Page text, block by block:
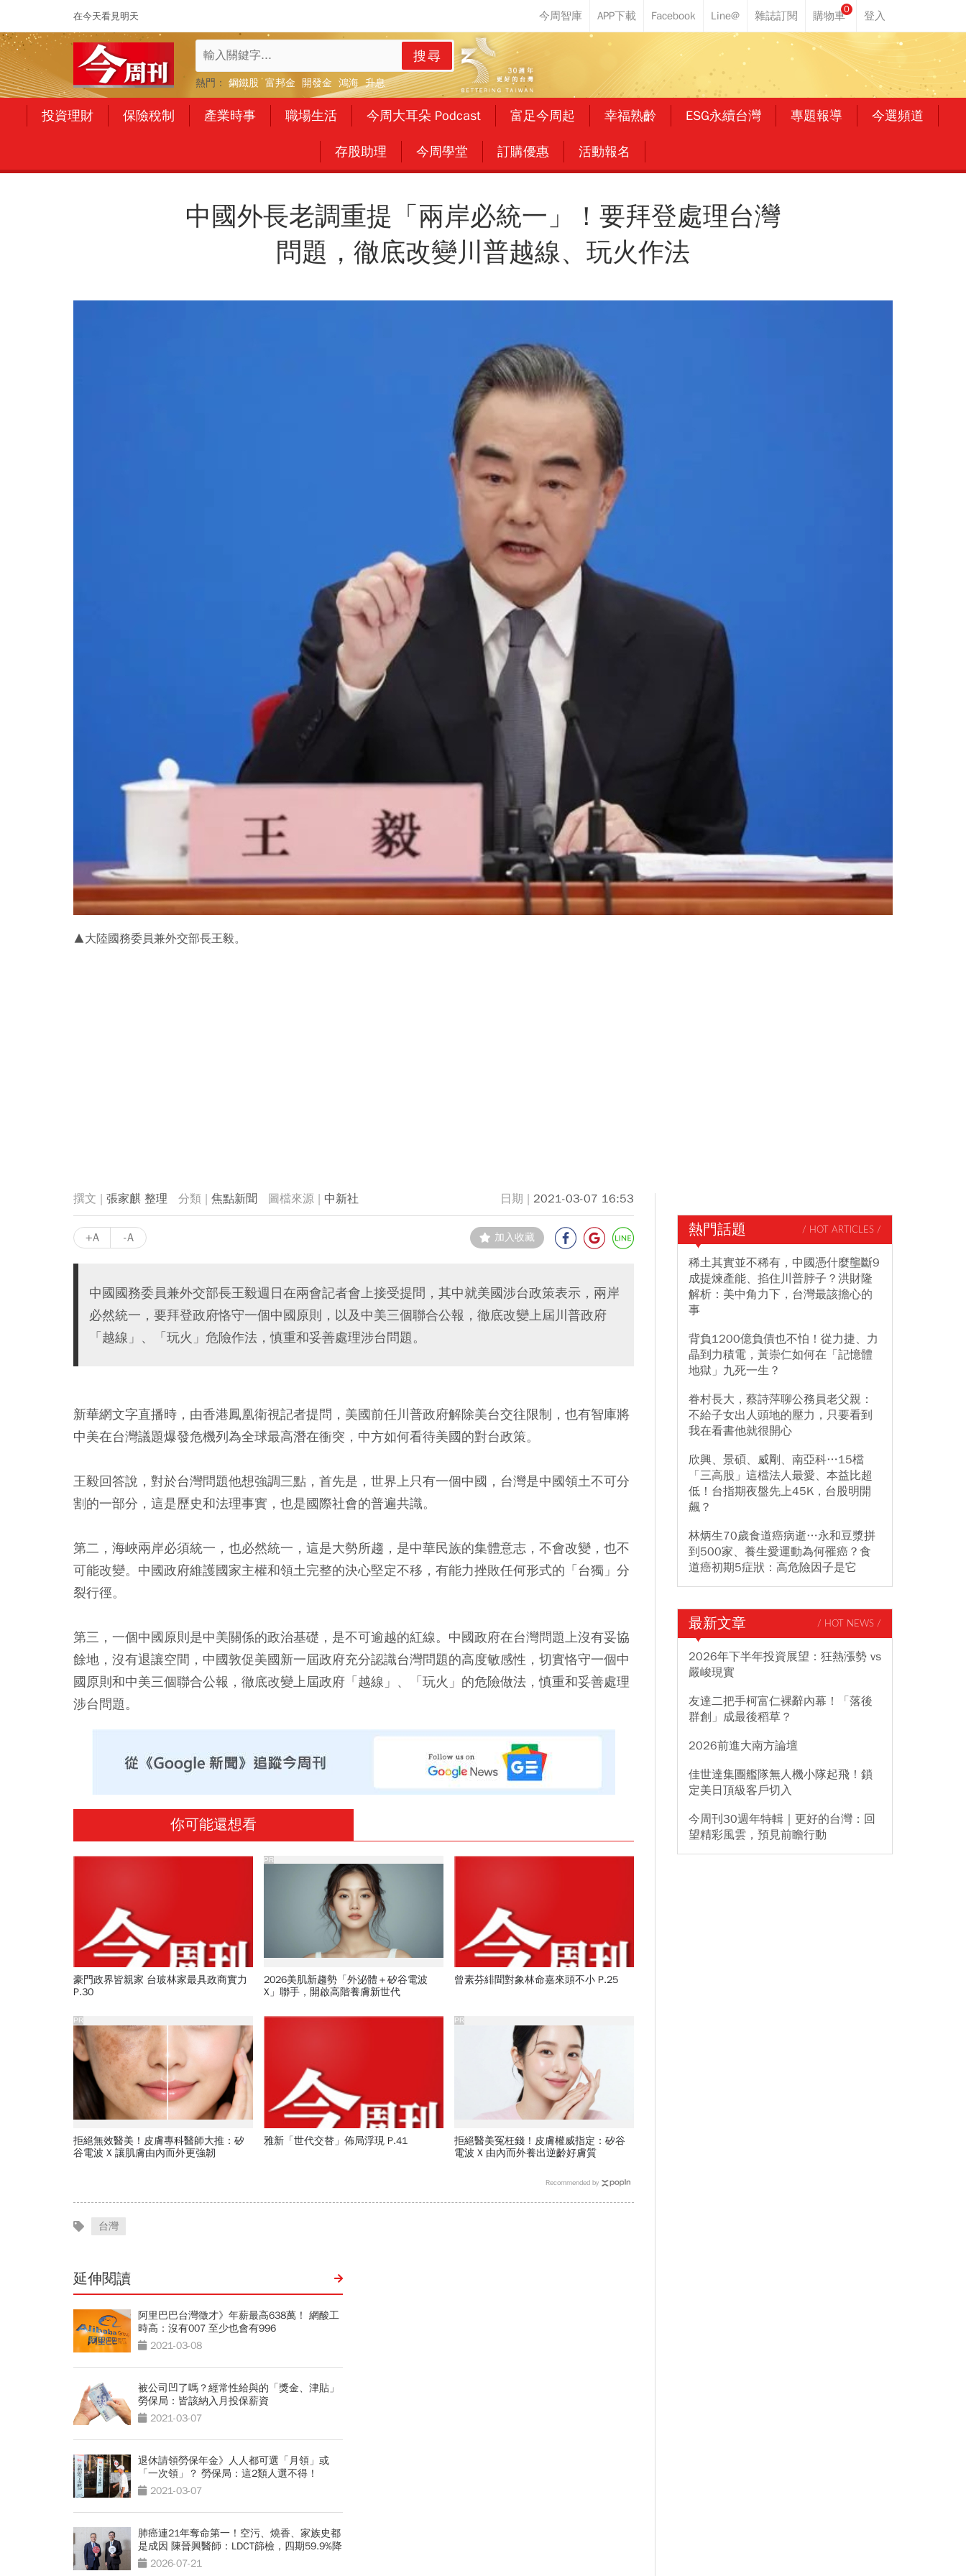
在今天看見明天
0
搜尋
熱門： 鋼鐵股 富邦金 開發金 鴻海 升息
投資理財 保險稅制 產業時事 職場生活 今周大耳朵 Podcast 富足今周起 幸福熟齡 ESG永續台灣 專題報導 今選頻道
存股助理 今周學堂 訂購優惠 活動報名
中國外長老調重提「兩岸必統一」！要拜登處理台灣
問題，徹底改變川普越線、玩火作法
▲大陸國務委員兼外交部長王毅。
張家麒 整理 焦點新聞 中新社 2021-03-07 16:53
+A -A 加入收藏
中國國務委員兼外交部長王毅週日在兩會記者會上接受提問，其中就美國涉台政策表示，兩岸
必然統一，要拜登政府恪守一個中國原則，以及中美三個聯合公報，徹底改變上屆川普政府
「越線」、「玩火」危險作法，慎重和妥善處理涉台問題。
新華網文字直播時，由香港鳳凰衛視記者提問，美國前任川普政府解除美台交往限制，也有智庫將
中美在台灣議題爆發危機列為全球最高潛在衝突，中方如何看待美國的對台政策。
王毅回答說，對於台灣問題他想強調三點，首先是，世界上只有一個中國，台灣是中國領土不可分
割的一部分，這是歷史和法理事實，也是國際社會的普遍共識。
第二，海峽兩岸必須統一，也必然統一，這是大勢所趨，是中華民族的集體意志，不會改變，也不
可能改變。中國政府維護國家主權和領土完整的決心堅定不移，有能力挫敗任何形式的「台獨」分
裂行徑。
第三，一個中國原則是中美關係的政治基礎，是不可逾越的紅線。中國政府在台灣問題上沒有妥協
餘地，沒有退讓空間，中國敦促美國新一屆政府充分認識台灣問題的高度敏感性，切實恪守一個中
國原則和中美三個聯合公報，徹底改變上屆政府「越線」、「玩火」的危險做法，慎重和妥善處理
涉台問題。
你可能還想看
豪門政界皆親家 台玻林家最具政商實力
P.30
2026美肌新趨勢「外泌體＋矽谷電波
X」聯手，開啟高階養膚新世代
PR
曾素芬緋聞對象林命嘉來頭不小 P.25
拒絕無效醫美！皮膚專科醫師大推：矽
谷電波 X 讓肌膚由內而外更強韌
PR
雅新「世代交替」佈局浮現 P.41
拒絕醫美冤枉錢！皮膚權威指定：矽谷
電波 X 由內而外養出逆齡好膚質
PR
Recommended by
台灣
延伸閱讀
阿里巴巴台灣徵才》年薪最高638萬！ 網酸工
時高：沒有007 至少也會有996
2021-03-08
被公司凹了嗎？經常性給與的「獎金、津貼」
勞保局：皆該納入月投保薪資
2021-03-07
退休請領勞保年金》人人都可選「月領」或
「一次領」？ 勞保局：這2類人選不得！
2021-03-07
肺癌連21年奪命第一！空污、燒香、家族史都
是成因 陳晉興醫師：LDCT篩檢，四期59.9%降
至46%2026-07-21
熱門話題 / HOT ARTICLES /
稀土其實並不稀有，中國憑什麼壟斷9
成提煉產能、掐住川普脖子？洪財隆
解析：美中角力下，台灣最該擔心的
事
背負1200億負債也不怕！從力捷、力
晶到力積電，黃崇仁如何在「記憶體
地獄」九死一生？
眷村長大，蔡詩萍聊公務員老父親：
不給子女出人頭地的壓力，只要看到
我在看書他就很開心
欣興、景碩、威剛、南亞科…15檔
「三高股」這檔法人最愛、本益比超
低！台指期夜盤先上45K，台股明開
飆？
林炳生70歲食道癌病逝…永和豆漿拼
到500家、養生愛運動為何罹癌？食
道癌初期5症狀：高危險因子是它
最新文章 / HOT NEWS /
2026年下半年投資展望：狂熱漲勢 vs
嚴峻現實
友達二把手柯富仁裸辭內幕！「落後
群創」成最後稻草？
2026前進大南方論壇
佳世達集團艦隊無人機小隊起飛！鎖
定美日頂級客戶切入
今周刊30週年特輯｜更好的台灣：回
望精彩風雲，預見前瞻行動